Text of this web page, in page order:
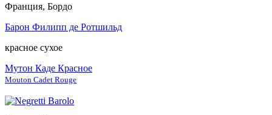
Франция, Бордо
Барон Филипп де Ротшильд
красное сухое
Мутон Каде Красное
Mouton Cadet Rouge